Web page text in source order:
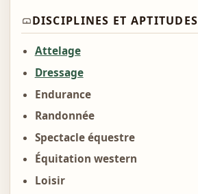
DISCIPLINES ET APTITUDES
Attelage
Dressage
Endurance
Randonnée
Spectacle équestre
Équitation western
Loisir